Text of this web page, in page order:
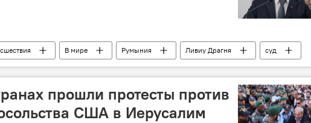
В мире Румыния Ливиу Драгня
суд
требование
прошли протесты против
США в Иерусалим